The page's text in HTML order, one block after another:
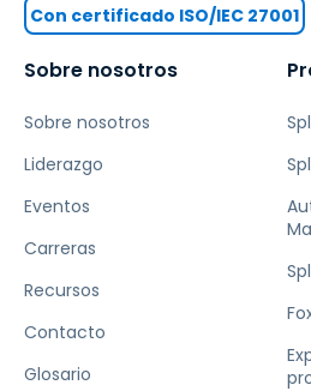
Sobre nosotros
Sobre nosotros
Liderazgo
Eventos
Carreras
Recursos
Contacto
Glosario
Con certificado ISO/IEC 27001